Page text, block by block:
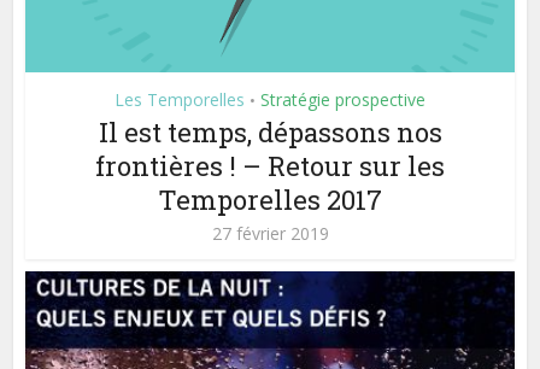
Les Temporelles • Stratégie prospective
Il est temps, dépassons nos
frontières ! – Retour sur les
Temporelles 2017
27 février 2019